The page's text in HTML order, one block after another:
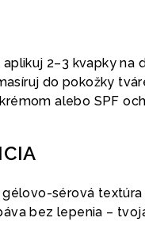
aplikuj 2–3 kvapky na
do pokožky
alebo SPF
gélovo-sérová
bez lepenia –